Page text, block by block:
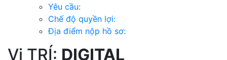
Yêu cầu:
Chế độ quyền lợi:
Địa điểm nộp hồ sơ:
Vị TRÍ: DIGITAL